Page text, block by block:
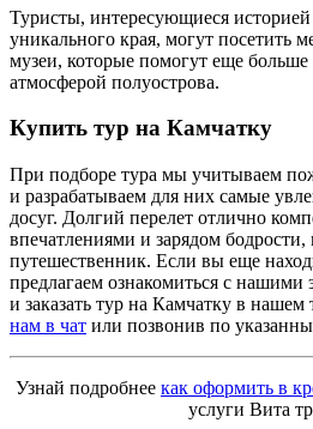
Туристы, интересующиеся
уникального края, могут посетить
музеи, которые помогут еще
атмосферой полуострова.
Купить тур на Камчатку
При подборе тура мы учитываем
и разрабатываем для них самые
досуг. Долгий перелет отлично
впечатлениями и зарядом
путешественник. Если вы еще
предлагаем ознакомиться с
и заказать тур на Камчатку в нашем
нам в чат или позвонив по
Узнай подробнее как оформить в
услуги Вита